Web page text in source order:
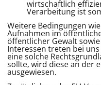
wirtschaftlich
Verarbeitung ist
Weitere Bedingungen
Aufnahmen im
öffentlicher Gewalt
Interessen treten bei
eine solche
sollte, wird diese an der
ausgewiesen.